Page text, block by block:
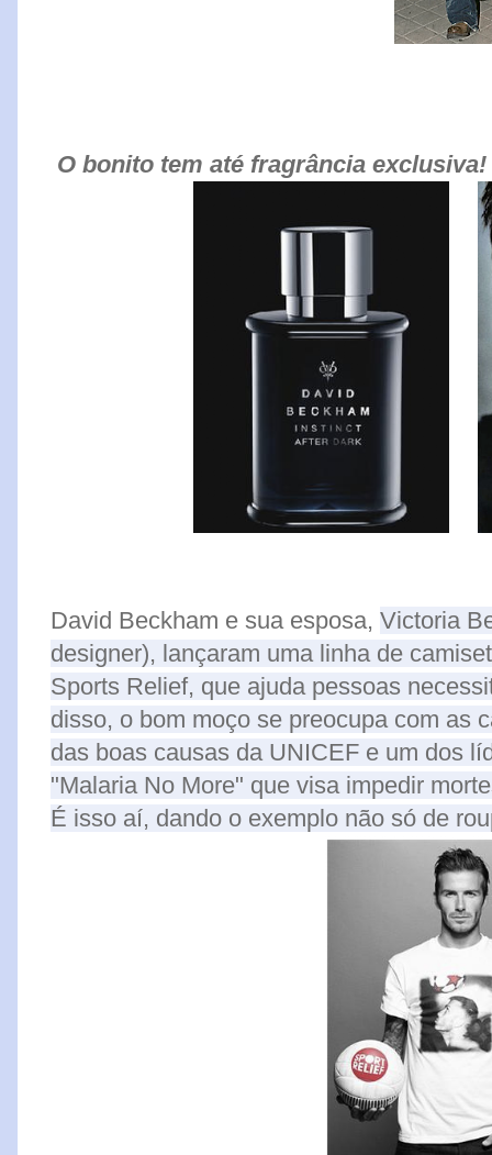
O bonito tem até fragrância exclusiva!
David Beckham e sua esposa, Victoria
designer), lançaram uma linha de
Sports Relief, que ajuda pessoas
disso, o bom moço se preocupa com as
das boas causas da UNICEF e um dos
"Malaria No More" que visa impedir
É isso aí, dando o exemplo não só de